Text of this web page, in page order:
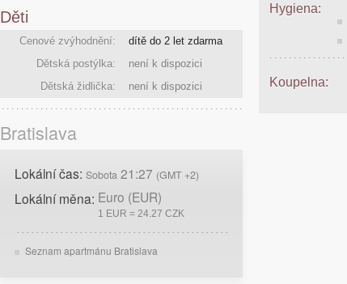
Hygiena:
Koupelna:
Děti
Cenové zvýhodnění:
dítě do 2 let zdarma
Dětská postýlka:
není k dispozici
Dětská židlička:
není k dispozici
Bratislava
Lokální čas: Sobota 21:27 (GMT +2)
Lokální měna: Euro (EUR)
1 EUR = 24.27 CZK
Seznam apartmánu Bratislava